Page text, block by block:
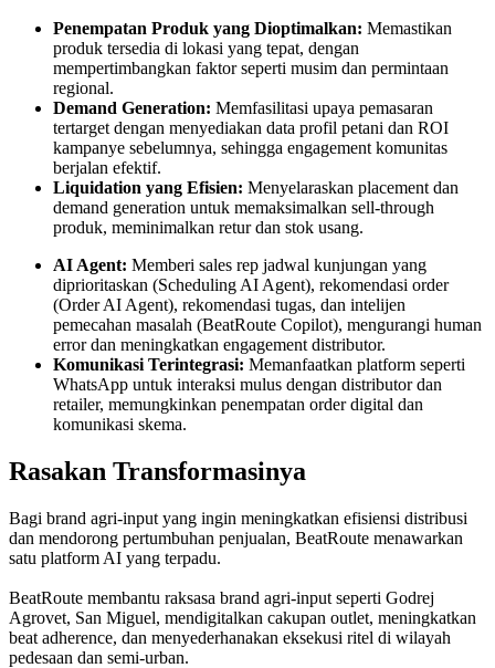
Penempatan Produk yang Dioptimalkan: Memastikan
produk tersedia di lokasi yang tepat, dengan
mempertimbangkan faktor seperti musim dan permintaan
regional.
Demand Generation: Memfasilitasi upaya pemasaran
tertarget dengan menyediakan data profil petani dan ROI
kampanye sebelumnya, sehingga engagement komunitas
berjalan efektif.
Liquidation yang Efisien: Menyelaraskan placement dan
demand generation untuk memaksimalkan sell-through
produk, meminimalkan retur dan stok usang.
AI Agent: Memberi sales rep jadwal kunjungan yang
diprioritaskan (Scheduling AI Agent), rekomendasi order
(Order AI Agent), rekomendasi tugas, dan intelijen
pemecahan masalah (BeatRoute Copilot), mengurangi human
error dan meningkatkan engagement distributor.
Komunikasi Terintegrasi: Memanfaatkan platform seperti
WhatsApp untuk interaksi mulus dengan distributor dan
retailer, memungkinkan penempatan order digital dan
komunikasi skema.
Rasakan Transformasinya
Bagi brand agri-input yang ingin meningkatkan efisiensi distribusi
dan mendorong pertumbuhan penjualan, BeatRoute menawarkan
satu platform AI yang terpadu.
BeatRoute membantu raksasa brand agri-input seperti Godrej
Agrovet, San Miguel, mendigitalkan cakupan outlet, meningkatkan
beat adherence, dan menyederhanakan eksekusi ritel di wilayah
pedesaan dan semi-urban.